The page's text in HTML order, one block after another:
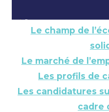
Le champ de
Le marché de
Les profils de
Les candidatures
cadre